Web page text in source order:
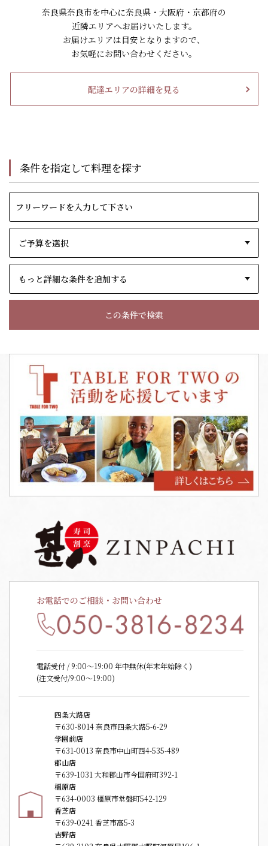
奈良県奈良市を中心に奈良県・大阪府・京都府の
近隣エリアへお届けいたします。
お届けエリアは目安となりますので、
お気軽にお問い合わせください。
配達エリアの詳細を見る
条件を指定して料理を探す
もっと詳細な条件を追加する
この条件で検索
お電話でのご相談・お問い合わせ
電話受付 / 9:00〜19:00 年中無休(年末年始除く)
(注文受付/9:00～19:00)
四条大路店
〒630-8014 奈良市四条大路5-6-29
学園前店
〒631-0013 奈良市中山町西4-535-489
郡山店
〒639-1031 大和郡山市今国府町392-1
橿原店
〒634-0003 橿原市常盤町542-129
香芝店
〒639-0241 香芝市高5-3
吉野店